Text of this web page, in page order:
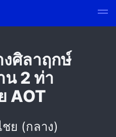
งศิลาฤกษ์
น 2 ท่า
AOT
ย (กลาง)